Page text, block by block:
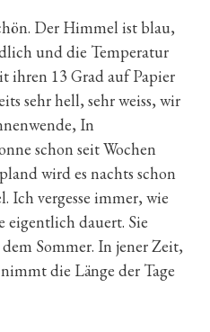
Der Himmel ist blau,
und die Temperatur
ihren 13 Grad auf Papier
sehr hell, sehr weiss, wir
In
schon seit Wochen
wird es nachts schon
vergesse immer, wie
eigentlich dauert. Sie
Sommer. In jener Zeit,
die Länge der Tage